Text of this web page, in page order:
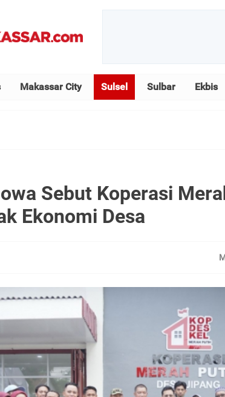
Makassar City Sulsel Sulbar Ekbis
Sebut Koperasi
Ekonomi Desa